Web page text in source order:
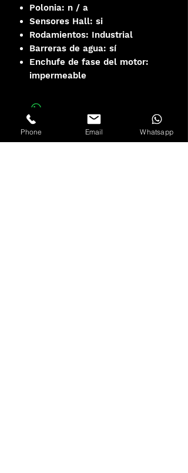
Polonia: n / a
Sensores Hall: si
Rodamientos: Industrial
Barreras de agua: sí
Enchufe de fase del motor:
impermeable
Phone Email Whatsapp